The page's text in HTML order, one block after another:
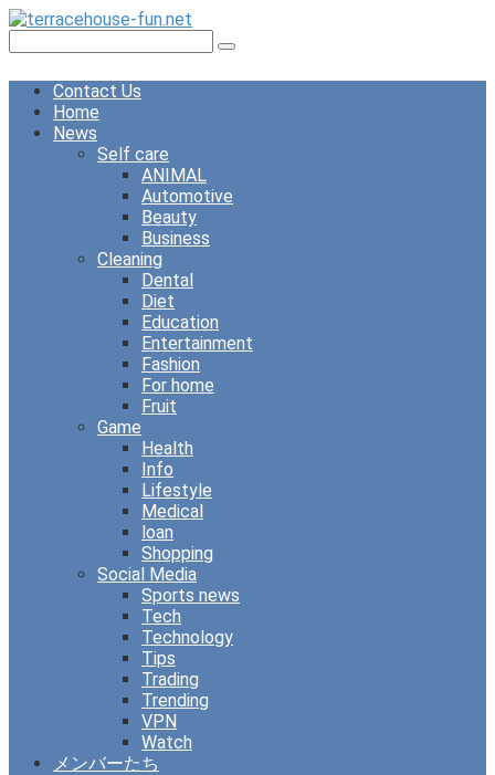
Skip
content
Contact Us
Home
News
Self care
ANIMAL
Automotive
Beauty
Business
Cleaning
Dental
Diet
Education
Entertainment
Fashion
For home
Fruit
Game
Health
Info
Lifestyle
Medical
loan
Shopping
Social Media
Sports news
Tech
Technology
Tips
Trading
Trending
VPN
Watch
メンバーたち